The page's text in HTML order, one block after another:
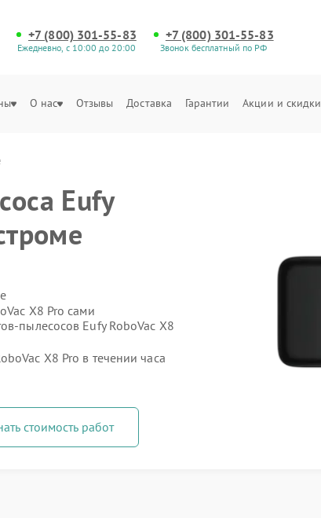
+7 (800) 301-55-83
Ежедневно, с 10:00 до 20:00
+7 (800) 301-55-83
Звонок бесплатный по РФ
О нас Отзывы Доставка Гарантии Акции и скидки
Eufy
X8 Pro сами
пылесосов Eufy RoboVac X8
X8 Pro в течении часа
стоимость работ